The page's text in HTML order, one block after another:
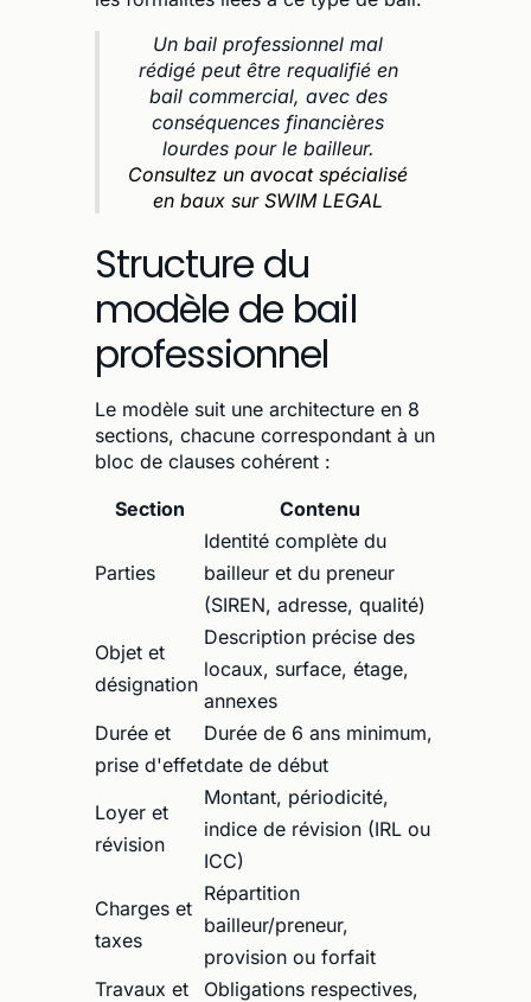
Un bail professionnel mal
rédigé peut être requalifié en
bail commercial, avec des
conséquences financières
lourdes pour le bailleur.
Consultez un avocat spécialisé
en baux sur SWIM LEGAL
Structure du
modèle de bail
professionnel
Le modèle suit une architecture en 8
sections, chacune correspondant à un
bloc de clauses cohérent :
Section
Contenu
Parties
Identité complète du
bailleur et du preneur
(SIREN, adresse, qualité)
Objet et
désignation
Description précise des
locaux, surface, étage,
annexes
Durée et
prise d'effet
Durée de 6 ans minimum,
date de début
Loyer et
révision
Montant, périodicité,
indice de révision (IRL ou
ICC)
Charges et
taxes
Répartition
bailleur/preneur,
provision ou forfait
Travaux et
Obligations respectives,